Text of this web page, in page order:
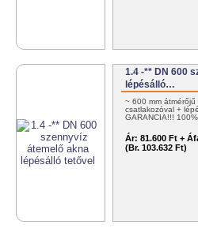
1.4 -** DN 600
lépésálló…
~ 600 mm
csatlakozóval +
GARANCIA!!!
Ár: 81.600 Ft +
(Br. 103.632 Ft)